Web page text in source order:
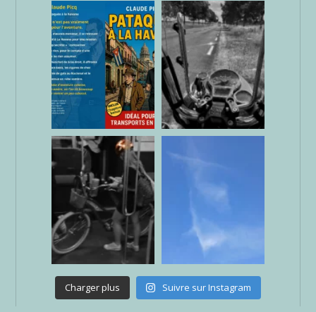
Charger plus Suivre sur Instagram